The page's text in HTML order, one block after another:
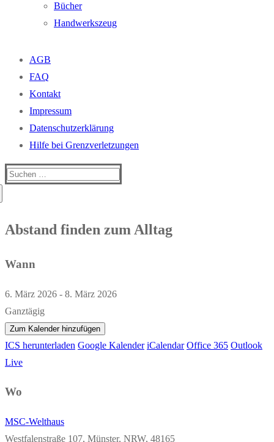
Bücher
Handwerkszeug
AGB
FAQ
Kontakt
Impressum
Datenschutzerklärung
Hilfe bei Grenzverletzungen
Suchen
Abstand finden zum Alltag
Wann
6. März 2026 - 8. März 2026
Ganztägig
Zum Kalender hinzufügen
ICS herunterladen Google Kalender iCalendar Office 365 Outlook
Live
Wo
MSC-Welthaus
Westfalenstraße 107, Münster, NRW, 48165